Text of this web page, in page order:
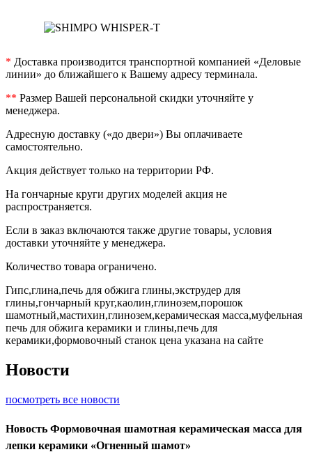
* Доставка производится транспортной компанией «Деловые
линии» до ближайшего к Вашему адресу терминала.
** Размер Вашей персональной скидки уточняйте у
менеджера.
Адресную доставку («до двери») Вы оплачиваете
самостоятельно.
Акция действует только на территории РФ.
На гончарные круги других моделей акция не
распространяется.
Если в заказ включаются также другие товары, условия
доставки уточняйте у менеджера.
Количество товара ограничено.
Гипс,глина,печь для обжига глины,экструдер для
глины,гончарный круг,каолин,глинозем,порошок
шамотный,мастихин,глинозем,керамическая масса,муфельная
печь для обжига керамики и глины,печь для
керамики,формовочный станок цена указана на сайте
Новости
посмотреть все новости
Новость Формовочная шамотная керамическая масса для
лепки керамики «Огненный шамот»